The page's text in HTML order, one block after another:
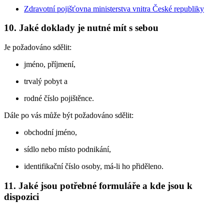
Zdravotní pojišťovna ministerstva vnitra České republiky
10. Jaké doklady je nutné mít s sebou
Je požadováno sdělit:
jméno, příjmení,
trvalý pobyt a
rodné číslo pojištěnce.
Dále po vás může být požadováno sdělit:
obchodní jméno,
sídlo nebo místo podnikání,
identifikační číslo osoby, má-li ho přiděleno.
11. Jaké jsou potřebné formuláře a kde jsou k
dispozici